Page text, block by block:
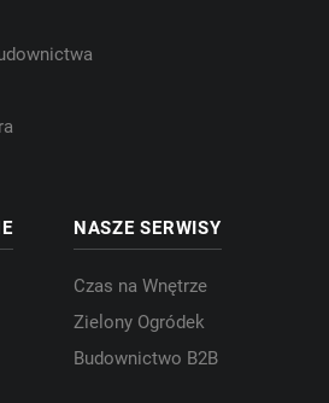
NASZE SERWISY
Czas na Wnętrze
Zielony Ogródek
Budownictwo B2B